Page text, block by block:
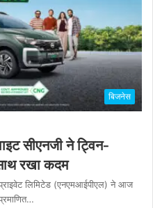
बिजनेस
सीएनजी ने ट्विन-
रखा कदम
लिमिटेड (एनएमआईपीएल) ने आज